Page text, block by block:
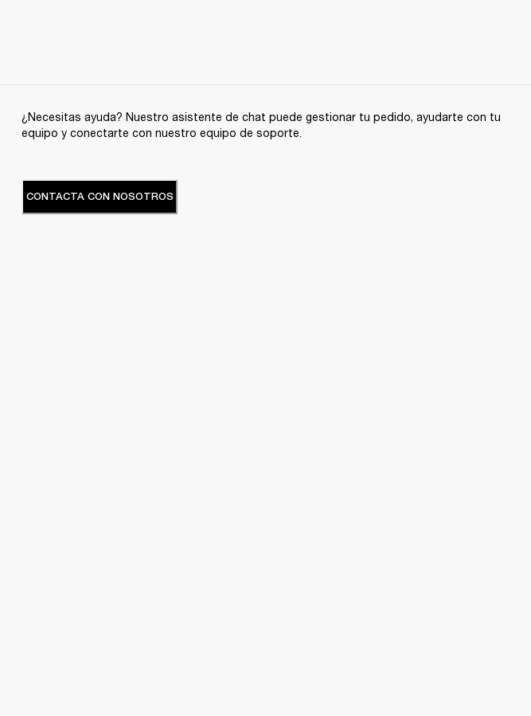
¿Necesitas ayuda? Nuestro asistente de chat puede gestionar tu pedido, ayudarte con tu
equipo y conectarte con nuestro equipo de soporte.
CONTACTA CON NOSOTROS